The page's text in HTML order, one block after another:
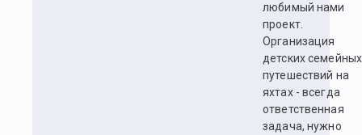
любимый нами
проект.
Организация
детских семейных
путешествий на
яхтах - всегда
ответственная
задача, нужно